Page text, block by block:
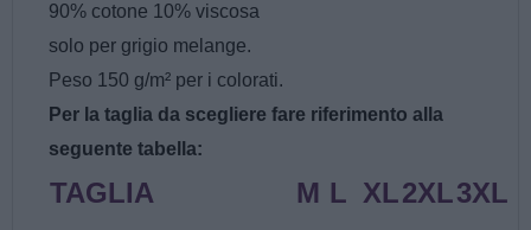
90% cotone 10% viscosa
solo per grigio melange.
Peso 150 g/m² per i colorati.
Per la taglia da scegliere fare riferimento alla
seguente tabella:
TAGLIA M L XL2XL3XL